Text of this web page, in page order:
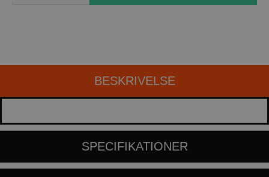
BESKRIVELSE
SPECIFIKATIONER